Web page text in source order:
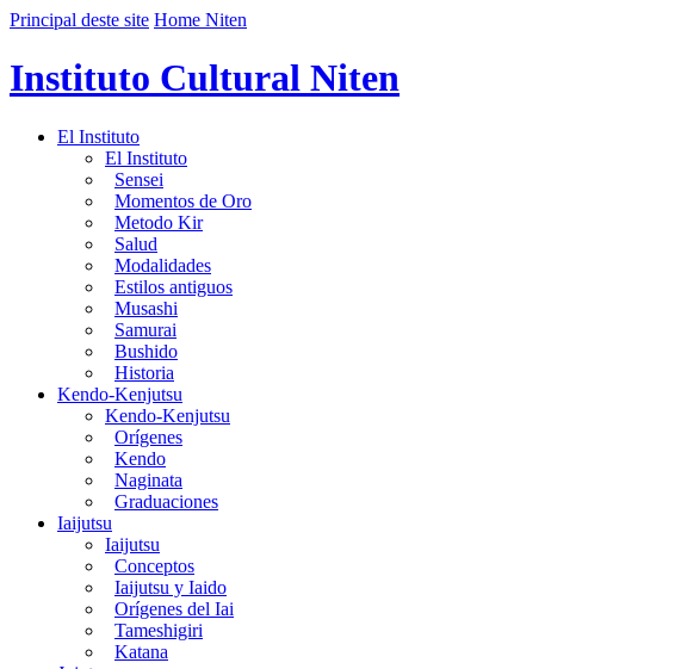
Principal deste site Home Niten
Instituto Cultural Niten
El Instituto
El Instituto
Sensei
Momentos de Oro
Metodo Kir
Salud
Modalidades
Estilos antiguos
Musashi
Samurai
Bushido
Historia
Kendo-Kenjutsu
Kendo-Kenjutsu
Orígenes
Kendo
Naginata
Graduaciones
Iaijutsu
Iaijutsu
Conceptos
Iaijutsu y Iaido
Orígenes del Iai
Tameshigiri
Katana